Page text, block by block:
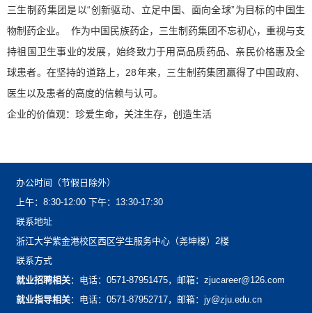
三生制药集团是以“创新驱动、立足中国、面向全球”为目标的中国生
物制药企业。作为中国民族药企，三生制药集团不忘初心，重视与支
持祖国卫生事业的发展，始终致力于用高品质药品、亲民价格惠及全
球患者。在坚持的道路上，28年来，三生制药集团赢得了中国政府、
医生以及患者的高度的信赖与认可。
企业的价值观：珍爱生命，关注生存，创造生活
办公时间（节假日除外）
上午：8:30-12:00下午：13:30-17:30
联系地址
浙江大学紫金港校区西区学生服务中心（尧坤楼）2楼
联系方式
就业招聘相关：电话：0571-87951475，邮箱：zjucareer@126.com
就业指导相关：电话：0571-87952717，邮箱：jy@zju.edu.cn